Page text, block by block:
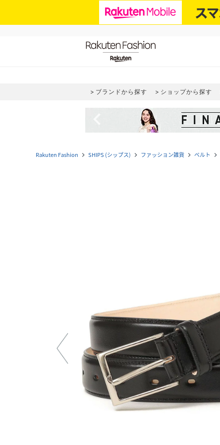
ブランドから探す ショップから探す
Rakuten Fashion navigate_next SHIPS (シップス) navigate_next ファッション雑貨 navigate_next ベルト navigate_next